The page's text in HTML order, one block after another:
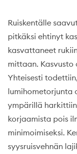
Ruiskentälle
pitkäksi ehtinyt
kasvattaneet
mittaan.
Yhteisesti
lumihometorjunta
ympärillä
korjaamista pois
minimoimiseksi.
syysruisvehnän